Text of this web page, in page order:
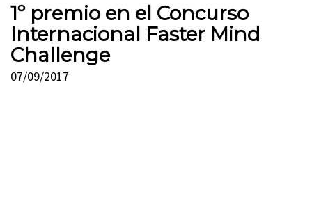
1º premio en el Concurso
Internacional Faster Mind
Challenge
07/09/2017